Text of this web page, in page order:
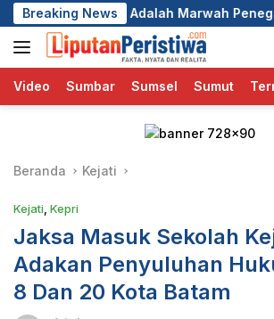
Langsung
ke
konten
Breaking News
Penegak Hukum DPC
Video Sumbar Sumsel Sumut
Beranda Kejati
Kejati Kepri
Jaksa Masuk Sekolah
Adakan Penyuluhan
8 Dan 20 Kota Batam